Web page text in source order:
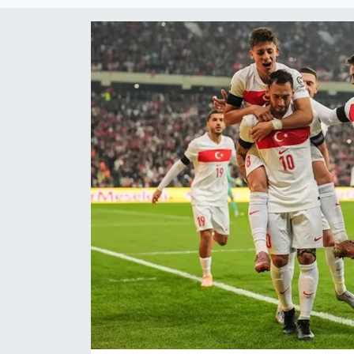
Daday Haberleri
Devrekani Haberleri
Doğanyurt Haberleri
Hanönü Haberleri
İhsangazi Haberleri
Küre Haberleri
Merkez Haberleri
Pınarbaşı Haberleri